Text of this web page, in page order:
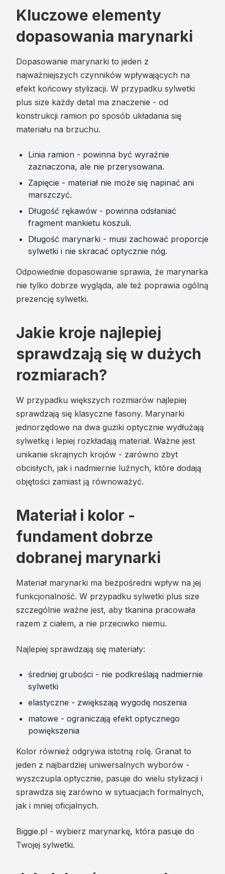
Kluczowe elementy
dopasowania marynarki
Dopasowanie marynarki to jeden z
najważniejszych czynników wpływających na
efekt końcowy stylizacji. W przypadku sylwetki
plus size każdy detal ma znaczenie - od
konstrukcji ramion po sposób układania się
materiału na brzuchu.
Linia ramion - powinna być wyraźnie
zaznaczona, ale nie przerysowana.
Zapięcie - materiał nie może się napinać ani
marszczyć.
Długość rękawów - powinna odsłaniać
fragment mankietu koszuli.
Długość marynarki - musi zachować proporcje
sylwetki i nie skracać optycznie nóg.
Odpowiednie dopasowanie sprawia, że marynarka
nie tylko dobrze wygląda, ale też poprawia ogólną
prezencję sylwetki.
Jakie kroje najlepiej
sprawdzają się w dużych
rozmiarach?
W przypadku większych rozmiarów najlepiej
sprawdzają się klasyczne fasony. Marynarki
jednorzędowe na dwa guziki optycznie wydłużają
sylwetkę i lepiej rozkładają materiał. Ważne jest
unikanie skrajnych krojów - zarówno zbyt
obcisłych, jak i nadmiernie luźnych, które dodają
objętości zamiast ją równoważyć.
Materiał i kolor -
fundament dobrze
dobranej marynarki
Materiał marynarki ma bezpośredni wpływ na jej
funkcjonalność. W przypadku sylwetki plus size
szczególnie ważne jest, aby tkanina pracowała
razem z ciałem, a nie przeciwko niemu.
Najlepiej sprawdzają się materiały:
średniej grubości - nie podkreślają nadmiernie
sylwetki
elastyczne - zwiększają wygodę noszenia
matowe - ograniczają efekt optycznego
powiększenia
Kolor również odgrywa istotną rolę. Granat to
jeden z najbardziej uniwersalnych wyborów -
wyszczupla optycznie, pasuje do wielu stylizacji i
sprawdza się zarówno w sytuacjach formalnych,
jak i mniej oficjalnych.
Biggie.pl - wybierz marynarkę, która pasuje do
Twojej sylwetki.